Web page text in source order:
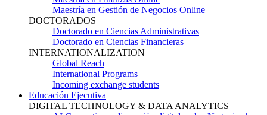
Maestría en Gestión de Negocios Online
DOCTORADOS
Doctorado en Ciencias Administrativas
Doctorado en Ciencias Financieras
INTERNATIONALIZATION
Global Reach
International Programs
Incoming exchange students
Educación Ejecutiva
DIGITAL TECHNOLOGY & DATA ANALYTICS